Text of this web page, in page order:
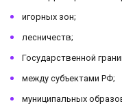
игорных зон;
лесничеств;
Государственной
между субъектами РФ;
муниципальных